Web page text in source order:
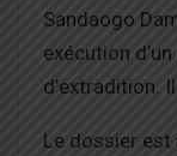
Sandaogo
exécution
d’extradition.
Le dossier